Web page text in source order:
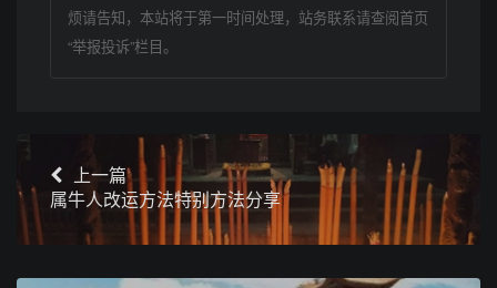
烦请告知，本站将于第一时间处理，站务联系请查阅首页
“举报投诉”栏目。
上一篇
属牛人改运方法特别方法分享